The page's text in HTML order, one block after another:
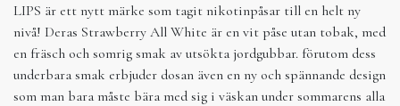
LIPS är ett nytt märke som tagit nikotinpåsar till en helt ny
nivå! Deras Strawberry All White är en vit påse utan tobak, med
en fräsch och somrig smak av utsökta jordgubbar. förutom dess
underbara smak erbjuder dosan även en ny och spännande design
som man bara måste bära med sig i väskan under sommarens alla